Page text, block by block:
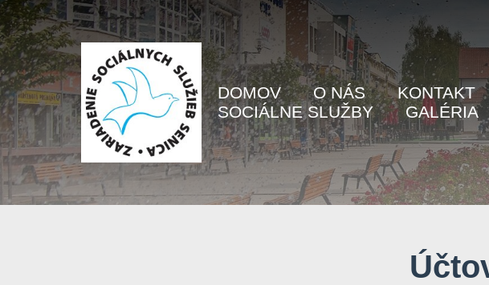
DOMOV O NÁS KONTAKT
SOCIÁLNE SLUŽBY
GALÉRIA